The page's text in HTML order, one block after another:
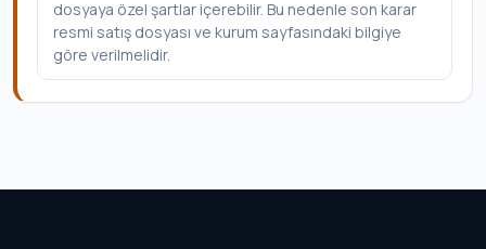
dosyaya özel şartlar içerebilir. Bu nedenle son karar
resmi satış dosyası ve kurum sayfasındaki bilgiye
göre verilmelidir.